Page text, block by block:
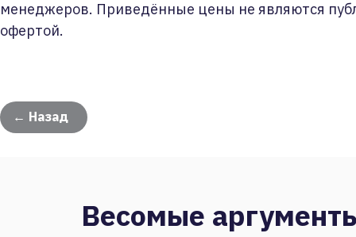
менеджеров. Приведённые цены не являются
офертой.
← Назад
Весомые